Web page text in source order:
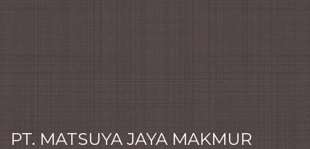
PT. MATSUYA JAYA MAKMUR